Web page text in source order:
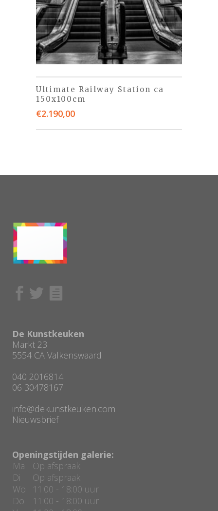
Ultimate Railway Station ca
150x100cm
€2.190,00
De Kunstkeuken
Markt 23
5554 CA Valkenswaard
040 2016814
06 30478167
info@dekunstkeuken.com
Nieuwsbrief
Openingstijden galerie:
Ma
Op afspraak
Di
Op afspraak
Wo
11:00 - 18:00 uur
Do
11:00 - 18:00 uur